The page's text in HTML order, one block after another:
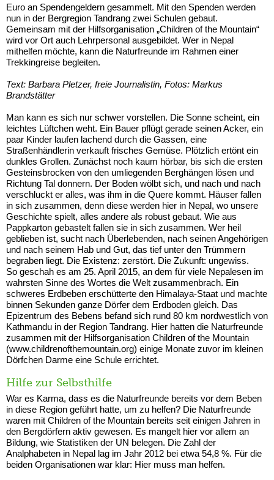
Euro an Spendengeldern gesammelt. Mit den Spenden werden
nun in der Bergregion Tandrang zwei Schulen gebaut.
Gemeinsam mit der Hilfsorganisation „Children of the Mountain“
wird vor Ort auch Lehrpersonal ausgebildet. Wer in Nepal
mithelfen möchte, kann die Naturfreunde im Rahmen einer
Trekkingreise begleiten.
Text: Barbara Pletzer, freie Journalistin, Fotos: Markus
Brandstätter
Man kann es sich nur schwer vorstellen. Die Sonne scheint, ein
leichtes Lüftchen weht. Ein Bauer pflügt gerade seinen Acker, ein
paar Kinder laufen lachend durch die Gassen, eine
Straßenhändlerin verkauft frisches Gemüse. Plötzlich ertönt ein
dunkles Grollen. Zunächst noch kaum hörbar, bis sich die ersten
Gesteinsbrocken von den umliegenden Berghängen lösen und
Richtung Tal donnern. Der Boden wölbt sich, und nach und nach
verschluckt er alles, was ihm in die Quere kommt. Häuser fallen
in sich zusammen, denn diese werden hier in Nepal, wo unsere
Geschichte spielt, alles andere als robust gebaut. Wie aus
Pappkarton gebastelt fallen sie in sich zusammen. Wer heil
geblieben ist, sucht nach Überlebenden, nach seinen Angehörigen
und nach seinem Hab und Gut, das tief unter den Trümmern
begraben liegt. Die Existenz: zerstört. Die Zukunft: ungewiss.
So geschah es am 25. April 2015, an dem für viele Nepalesen im
wahrsten Sinne des Wortes die Welt zusammenbrach. Ein
schweres Erdbeben erschütterte den Himalaya-Staat und machte
binnen Sekunden ganze Dörfer dem Erdboden gleich. Das
Epizentrum des Bebens befand sich rund 80 km nordwestlich von
Kathmandu in der Region Tandrang. Hier hatten die Naturfreunde
zusammen mit der Hilfsorganisation Children of the Mountain
(www.childrenofthemountain.org) einige Monate zuvor im kleinen
Dörfchen Darme eine Schule errichtet.
Hilfe zur Selbsthilfe
War es Karma, dass es die Naturfreunde bereits vor dem Beben
in diese Region geführt hatte, um zu helfen? Die Naturfreunde
waren mit Children of the Mountain bereits seit einigen Jahren in
den Bergdörfern aktiv gewesen. Es mangelt hier vor allem an
Bildung, wie Statistiken der UN belegen. Die Zahl der
Analphabeten in Nepal lag im Jahr 2012 bei etwa 54,8 %. Für die
beiden Organisationen war klar: Hier muss man helfen.